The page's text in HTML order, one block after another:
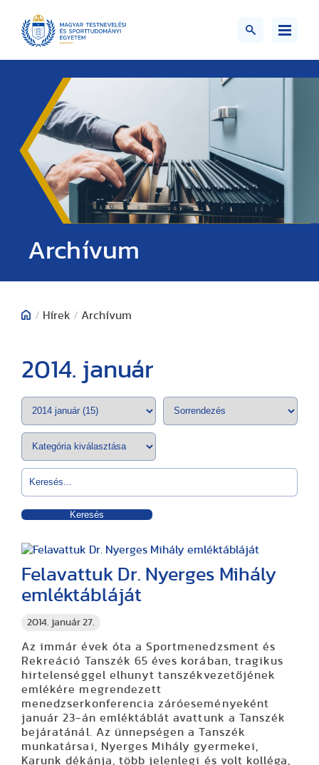
Archívum
/ Hírek / Archívum
2014. január
Keresés
2014. január 27.
Felavattuk Dr. Nyerges Mihály
emléktábláját
Az immár évek óta a Sportmenedzsment és
Rekreáció Tanszék 65 éves korában, tragikus
hirtelenséggel elhunyt tanszékvezetőjének
emlékére megrendezett
menedzserkonferencia záróeseményeként
január 23-án emléktáblát avattunk a Tanszék
bejáratánál. Az ünnepségen a Tanszék
munkatársai, Nyerges Mihály gyermekei,
Karunk dékánja, több jelenlegi és volt kolléga,